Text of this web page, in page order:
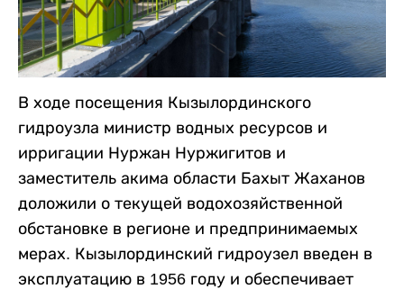
В ходе посещения Кызылординского
гидроузла министр водных ресурсов и
ирригации Нуржан Нуржигитов и
заместитель акима области Бахыт Жаханов
доложили о текущей водохозяйственной
обстановке в регионе и предпринимаемых
мерах. Кызылординский гидроузел введен в
эксплуатацию в 1956 году и обеспечивает